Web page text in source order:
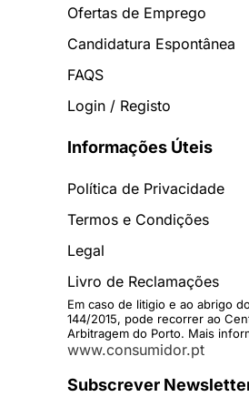
Ofertas de Emprego
Candidatura Espontânea
FAQS
Login / Registo
Informações Úteis
Política de Privacidade
Termos e Condições
Legal
Livro de Reclamações
Em caso de litigio e ao abrigo
144/2015, pode recorrer ao
Arbitragem do Porto. Mais
www.consumidor.pt
Subscrever